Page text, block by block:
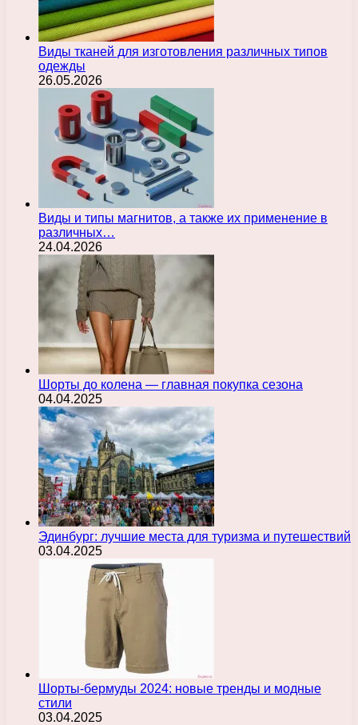
Виды тканей для изготовления различных типов
одежды
26.05.2026
Виды и типы магнитов, а также их применение в
различных…
24.04.2026
Шорты до колена — главная покупка сезона
04.04.2025
Эдинбург: лучшие места для туризма и путешествий
03.04.2025
Шорты-бермуды 2024: новые тренды и модные
стили
03.04.2025